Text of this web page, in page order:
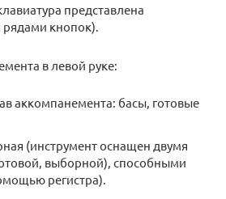
представлена
кнопок).
в левой руке:
аккомпанемента: басы, готовые
(инструмент оснащен двумя
выборной), способными
регистра).